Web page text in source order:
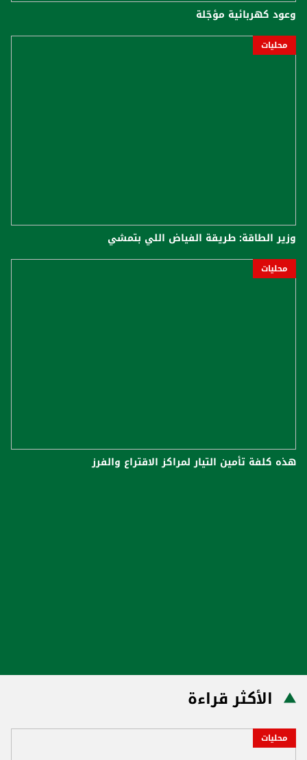
وعود كهربائية مؤجّلة
محليات
وزير الطاقة: طريقة الفياض اللي بتمشي
محليات
هذه كلفة تأمين التيار لمراكز الاقتراع والفرز
الأكثر قراءة
محليات